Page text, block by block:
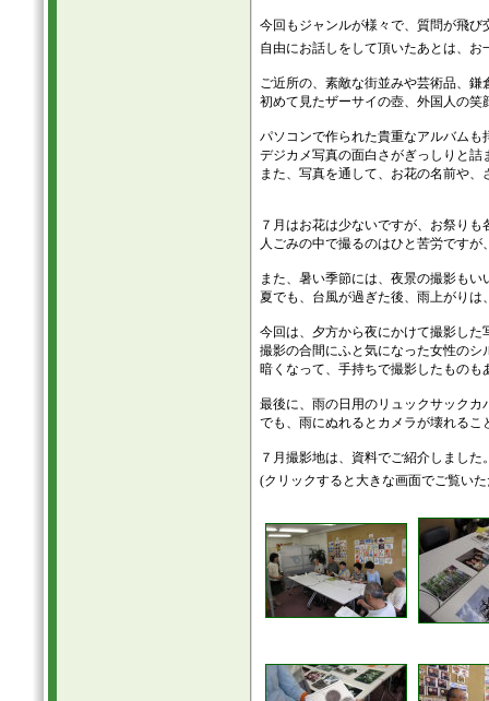
今回もジャンルが様々で、質問が飛び
自由にお話しをして頂いたあとは、
ご近所の、素敵な街並みや芸術品、
初めて見たザーサイの壺、外国人の
パソコンで作られた貴重なアルバムも
デジカメ写真の面白さがぎっしりと詰
また、写真を通して、お花の名前や
７月はお花は少ないですが、お祭りも
人ごみの中で撮るのはひと苦労です
また、暑い季節には、夜景の撮影も
夏でも、台風が過ぎた後、雨上がり
今回は、夕方から夜にかけて撮影した
撮影の合間にふと気になった女性の
暗くなって、手持ちで撮影したものも
最後に、雨の日用のリュックサック
でも、雨にぬれるとカメラが壊れる
７月撮影地は、資料でご紹介しました
(クリックすると大きな画面でご覧い